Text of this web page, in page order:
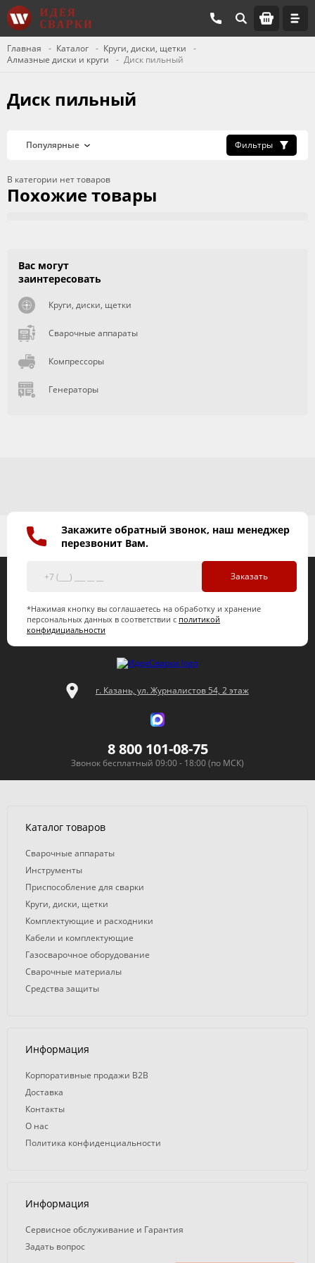
Главная Каталог
Круги, диски, щетки
Алмазные диски и круги
Диск пильный
Диск пильный
Фильтры
В категории нет товаров
Похожие товары
Вас могут
заинтересовать
Круги, диски, щетки
Сварочные аппараты
Компрессоры
Генераторы
Закажите обратный звонок, наш менеджер
перезвонит Вам.
Заказать
*Нажимая кнопку вы соглашаетесь на обработку и хранение
персональных данных в соответствии с политикой
конфидициальности
г. Казань, ул. Журналистов 54, 2 этаж
8 800 101-08-75
Звонок бесплатный 09:00 - 18:00 (по МСК)
Каталог товаров
Сварочные аппараты
Инструменты
Приспособление для сварки
Круги, диски, щетки
Комплектующие и расходники
Кабели и комплектующие
Газосварочное оборудование
Сварочные материалы
Средства защиты
Информация
Корпоративные продажи B2B
Доставка
Контакты
О нас
Политика конфиденциальности
Информация
Сервисное обслуживание и Гарантия
Задать вопрос